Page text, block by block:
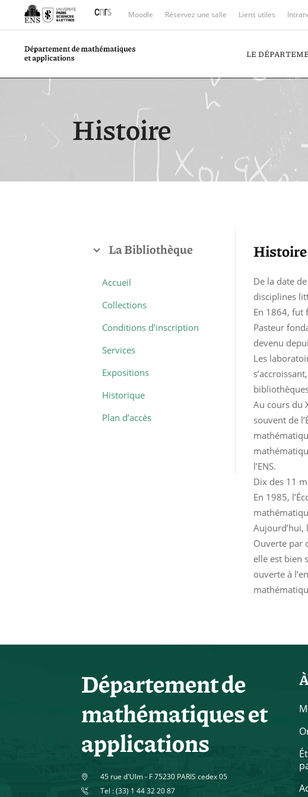
Moodle Réservez une salle Liens utiles
LE
Histoire
La Bibliothèque
Accueil
Collections
Conditions d’inscription
Services
Expositions
Historique
Plan d’accès
Histoire
De la date
disciplines
En 1864, fut
Pasteur
devenu
Les
Au cours du
souvent de
l’ENS.
Dix des 11
En 1985,
Aujourd’hui,
Ouverte par
elle est bien
ouverte à
Département de
mathématiques et
applications
45 rue d'Ulm - F 75230 PARIS cedex 05
Tel : (33) 1 44 32 20 87